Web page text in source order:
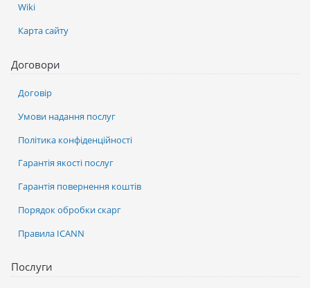
Послуги
Wiki
Карта сайту
Договори
Договір
Умови надання послуг
Політика конфіденційності
Гарантія якості послуг
Гарантія повернення коштів
Порядок обробки скарг
Правила ICANN